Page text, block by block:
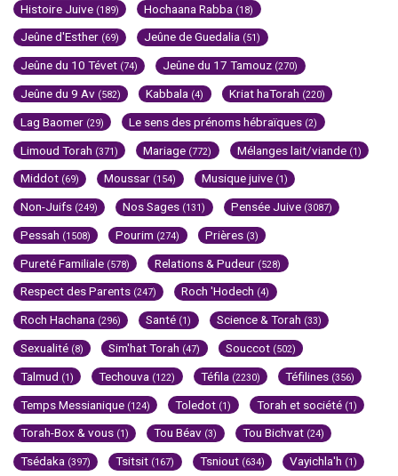
Histoire Juive (189) Hochaana Rabba (18)
Jeûne d'Esther (69) Jeûne de Guedalia (51)
Jeûne du 10 Tévet (74) Jeûne du 17 Tamouz (270)
Jeûne du 9 Av (582) Kabbala (4) Kriat haTorah (220)
Lag Baomer (29) Le sens des prénoms hébraïques (2)
Limoud Torah (371) Mariage (772) Mélanges lait/viande (1)
Middot (69) Moussar (154) Musique juive (1)
Non-Juifs (249) Nos Sages (131) Pensée Juive (3087)
Pessah (1508) Pourim (274) Prières (3)
Pureté Familiale (578) Relations & Pudeur (528)
Respect des Parents (247) Roch 'Hodech (4)
Roch Hachana (296) Santé (1) Science & Torah (33)
Sexualité (8) Sim'hat Torah (47) Souccot (502)
Talmud (1) Techouva (122) Téfila (2230) Téfilines (356)
Temps Messianique (124) Toledot (1) Torah et société (1)
Torah-Box & vous (1) Tou Béav (3) Tou Bichvat (24)
Tsédaka (397) Tsitsit (167) Tsniout (634) Vayichla'h (1)